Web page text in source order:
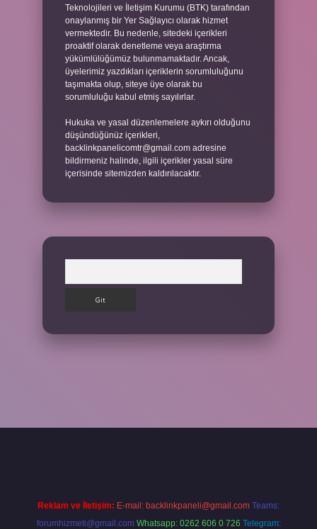
Teknolojileri ve İletişim Kurumu (BTK) tarafından
onaylanmış bir Yer Sağlayıcı olarak hizmet
vermektedir. Bu nedenle, sitedeki içerikleri
proaktif olarak denetleme veya araştırma
yükümlülüğümüz bulunmamaktadır. Ancak,
üyelerimiz yazdıkları içeriklerin sorumluluğunu
taşımakta olup, siteye üye olarak bu
sorumluluğu kabul etmiş sayılırlar.
Hukuka ve yasal düzenlemelere aykırı olduğunu
düşündüğünüz içerikleri,
backlinkpanelicomtr@gmail.com adresine
bildirmeniz halinde, ilgili içerikler yasal süre
içerisinde sitemizden kaldırılacaktır.
Reklam ve İletişim: E-mail: backlinkpaneli@gmail.com Teams:
forumhizmeti@gmail.com Whatsapp: 0262 606 0 726 Telegram: